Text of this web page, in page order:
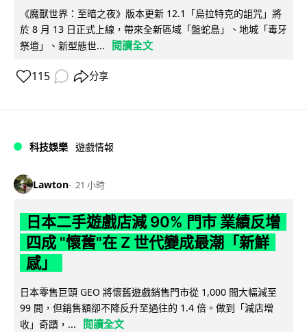
《魔獸世界：至暗之夜》版本更新 12.1「烏拉特克的詛咒」將
於 8 月 13 日正式上線，帶來全新區域「盤蛇島」、地城「毒牙
祭壇」、新型態世...
閱讀全文
115 分享
科技娛樂 遊戲情報
Lawton 21 小時
日本二手遊戲店減 90% 門市 業績反增
四成 "懷舊"在 Z 世代變成最潮「新鮮
感」
日本零售巨頭 GEO 將懷舊遊戲銷售門市從 1,000 間大幅減至
99 間，但銷售額卻不降反升至過往的 1.4 倍。做到「減店增
收」奇蹟，...
閱讀全文